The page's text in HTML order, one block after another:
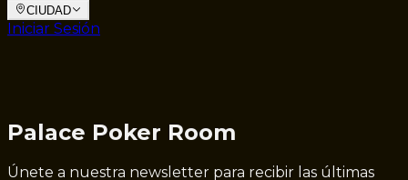
CIUDAD
Iniciar Sesión
Palace Poker Room
Únete a nuestra newsletter para recibir las últimas